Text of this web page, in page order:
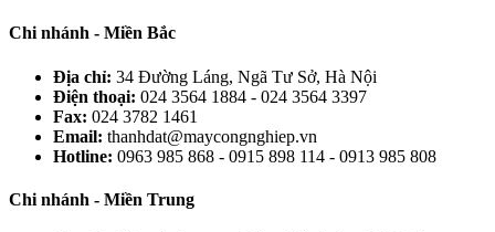
Chi nhánh - Miền Bắc
Địa chỉ: 34 Đường Láng, Ngã Tư Sở, Hà Nội
Điện thoại: 024 3564 1884 - 024 3564 3397
Fax: 024 3782 1461
Email: thanhdat@maycongnghiep.vn
Hotline: 0963 985 868 - 0915 898 114 - 0913 985 808
Chi nhánh - Miền Trung